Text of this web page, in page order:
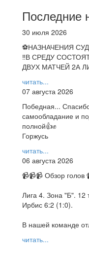
Последние
30 июля 2026
⚽НАЗНАЧЕНИЯ
‼В СРЕДУ
ДВУХ МАТЧЕЙ 2А
читать...
07 августа 2026
Победная...
самообладание и
полной👍✊
Горжусь
читать...
06 августа 2026
📹📹📹 Обзор голов
Лига 4. Зона "Б".
Ирбис 6:2 (1:0).
В нашей команде
читать...